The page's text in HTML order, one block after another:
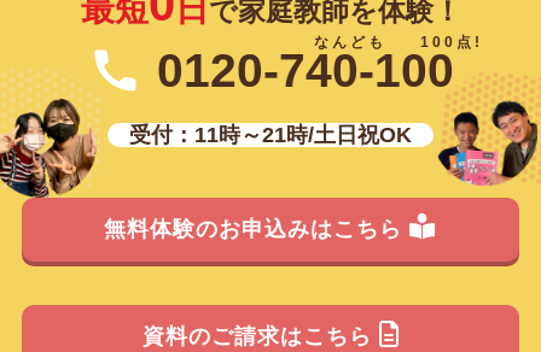
最短 日 で家庭教師を体験！
0120-740-100
受付：11時～21時/土日祝OK
無料体験のお申込みはこちら
資料のご請求はこちら